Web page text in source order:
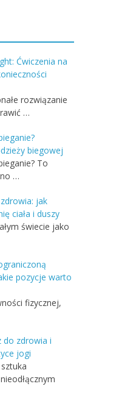
Ćwiczenia na
rozwiązanie
…
biegowej
To
…
jak
ciała i duszy
świecie jako
pozycje warto
fizycznej,
do zdrowia i
jogi